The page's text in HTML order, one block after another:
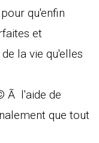
qu'enfin
et
la vie qu'elles
Ã l'aide de
que tout